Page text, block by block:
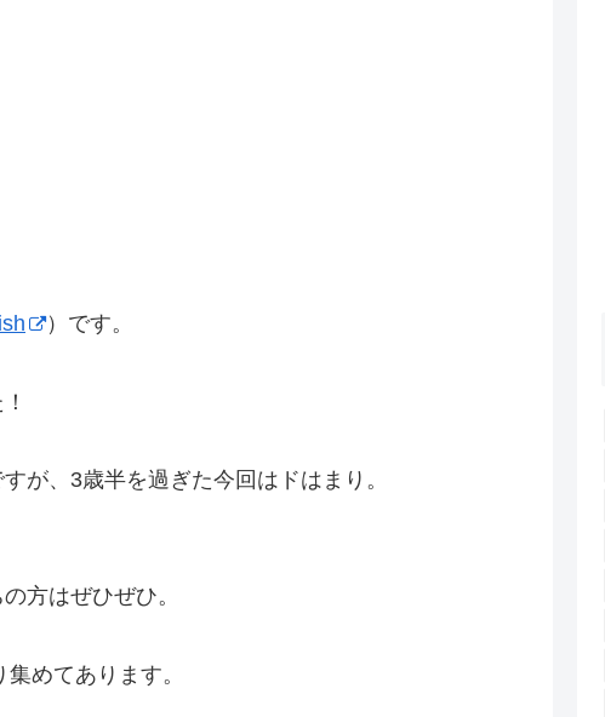
）です。
が、3歳半を過ぎた今回はドはまり。
方はぜひぜひ。
めてあります。